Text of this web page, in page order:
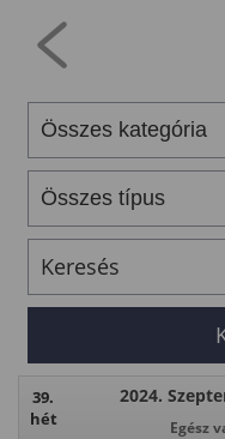
39.
hét
2024.
Egész